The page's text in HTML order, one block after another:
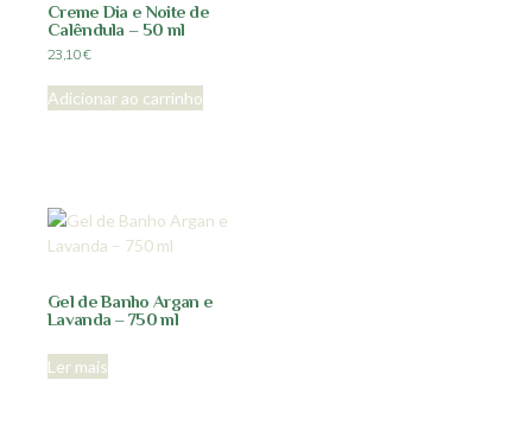
Creme Dia e Noite de
Calêndula – 50 ml
23,10€
Adicionar ao carrinho
Gel de Banho Argan e
Lavanda – 750 ml
Ler mais